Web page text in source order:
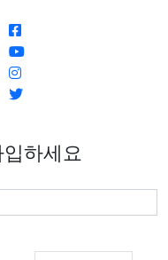
하세요